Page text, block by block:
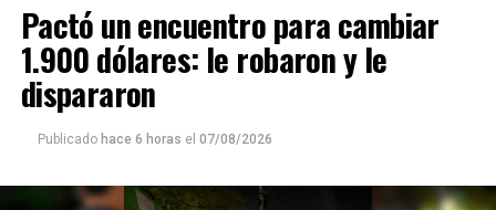
Pactó un encuentro para cambiar
1.900 dólares: le robaron y le
dispararon
Publicado hace 6 horas el 07/08/2026